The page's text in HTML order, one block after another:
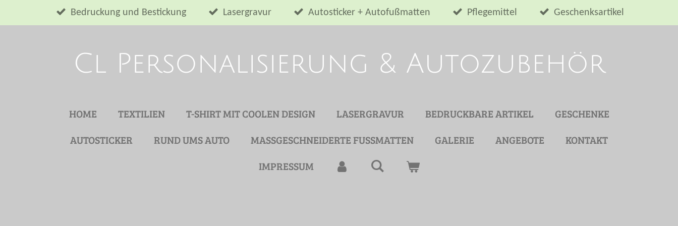
Hauptinhalt
Bedruckung und Bestickung Lasergravur Autosticker + Autofußmatten Pflegemittel Geschenksartikel
Cl Personalisierung & Autozubehör
HOME TEXTILIEN T-SHIRT MIT COOLEN DESIGN LASERGRAVUR BEDRUCKBARE ARTIKEL
GESCHENKE
AUTOSTICKER
RUND UMS AUTO MASSGESCHNEIDERTE FUSSMATTEN GALERIE ANGEBOTE
KONTAKT
IMPRESSUM